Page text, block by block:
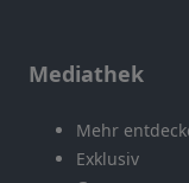
Mediathek
Mehr
Exklusiv